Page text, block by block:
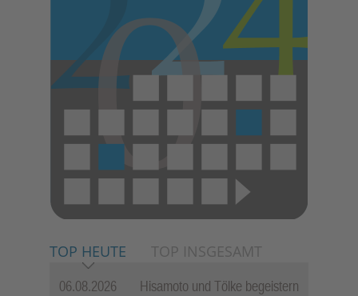
TOP HEUTE TOP INSGESAMT
06.08.2026
Hisamoto und Tölke begeistern